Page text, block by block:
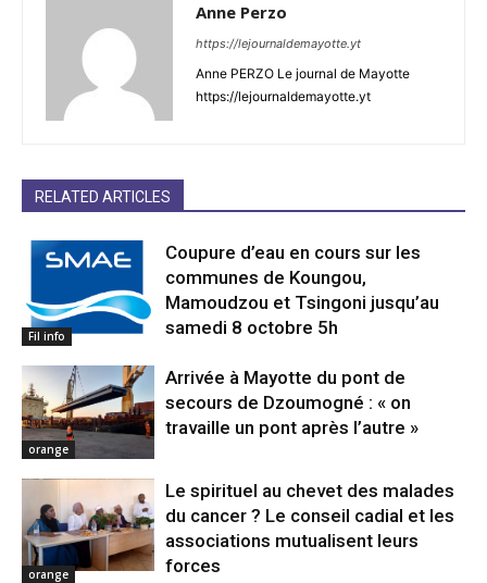
Anne Perzo
https://lejournaldemayotte.yt
Anne PERZO Le journal de Mayotte
https://lejournaldemayotte.yt
RELATED ARTICLES
Fil info
Coupure d’eau en cours sur les
communes de Koungou,
Mamoudzou et Tsingoni jusqu’au
samedi 8 octobre 5h
orange
Arrivée à Mayotte du pont de
secours de Dzoumogné : « on
travaille un pont après l’autre »
orange
Le spirituel au chevet des malades
du cancer ? Le conseil cadial et les
associations mutualisent leurs
forces